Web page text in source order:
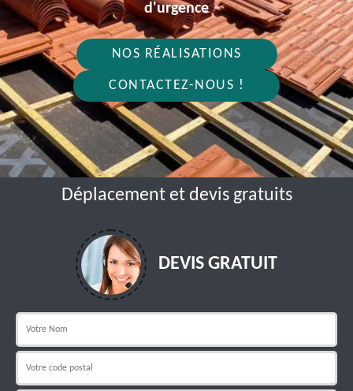
d'urgence
NOS RÉALISATIONS
CONTACTEZ-NOUS !
Déplacement et devis gratuits
DEVIS GRATUIT